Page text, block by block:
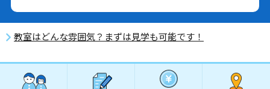
教室はどんな雰囲気？まずは見学も可能です！